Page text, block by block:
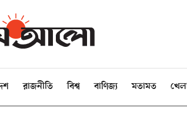
রাজনীতি বিশ্ব বাণিজ্য মতামত